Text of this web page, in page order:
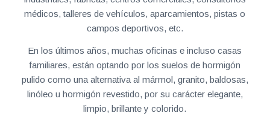
médicos, talleres de vehículos, aparcamientos, pistas o
campos deportivos, etc.
En los últimos años, muchas oficinas e incluso casas
familiares, están optando por los suelos de hormigón
pulido como una alternativa al mármol, granito, baldosas,
linóleo u hormigón revestido, por su carácter elegante,
limpio, brillante y colorido.